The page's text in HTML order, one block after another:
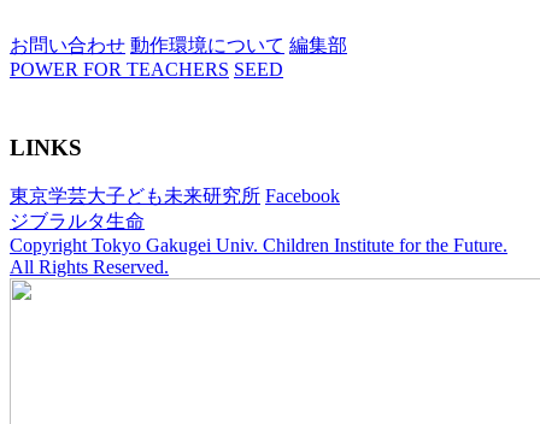
お問い合わせ 動作環境について 編集部
POWER FOR TEACHERS SEED
LINKS
東京学芸大子ども未来研究所 Facebook
ジブラルタ生命
Copyright Tokyo Gakugei Univ. Children Institute for the Future.
All Rights Reserved.